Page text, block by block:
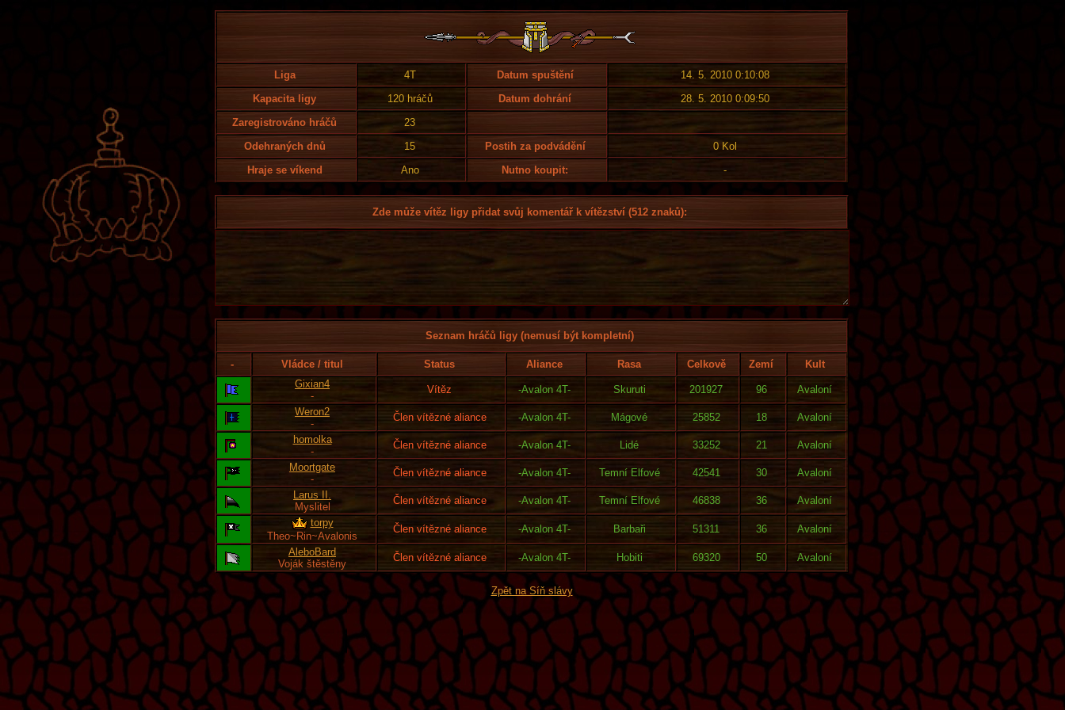
Liga 4T Datum spuštění
14. 5. 2010 0:10:08
Kapacita ligy
120 hráčů Datum dohrání
28. 5. 2010 0:09:50
Zaregistrováno hráčů
23
Odehraných dnů
15 Postih za podvádění
0 Kol
Hraje se víkend
Ano Nutno koupit: -
Zde může vítěz ligy přidat svůj komentář k vítězství (512 znaků):
Seznam hráčů ligy (nemusí být kompletní)
- Vládce / titul Status Aliance Rasa Celkově Zemí
Kult
Gixian4
-
Vítěz -Avalon 4T- Skuruti 201927 96
Avaloní
Weron2
-
Člen vítězné aliance -Avalon 4T- Mágové 25852 18
Avaloní
homolka
-
Člen vítězné aliance -Avalon 4T- Lidé 33252 21
Avaloní
Moortgate
-
Člen vítězné aliance -Avalon 4T- Temní Elfové 42541 30
Avaloní
Larus II.
Myslitel
Člen vítězné aliance -Avalon 4T- Temní Elfové 46838 36
Avaloní
torpy
Theo~Rin~Avalonis
Člen vítězné aliance -Avalon 4T- Barbaři 51311 36
Avaloní
AleboBard
Voják štěstěny
Člen vítězné aliance -Avalon 4T- Hobiti 69320 50 Avaloní
Zpět na Síň slávy